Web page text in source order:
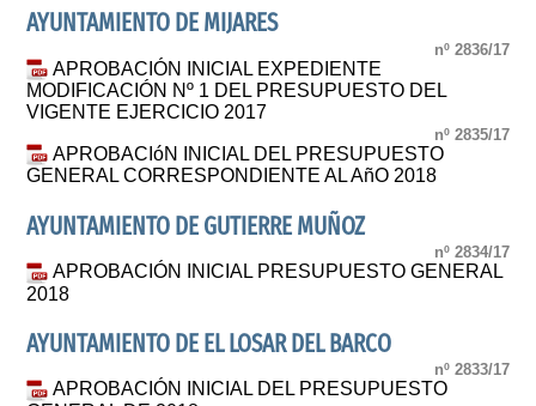
AYUNTAMIENTO DE MIJARES
nº 2836/17
APROBACIÓN INICIAL EXPEDIENTE
MODIFICACIÓN Nº 1 DEL PRESUPUESTO DEL
VIGENTE EJERCICIO 2017
nº 2835/17
APROBACIóN INICIAL DEL PRESUPUESTO
GENERAL CORRESPONDIENTE AL AñO 2018
AYUNTAMIENTO DE GUTIERRE MUÑOZ
nº 2834/17
APROBACIÓN INICIAL PRESUPUESTO GENERAL
2018
AYUNTAMIENTO DE EL LOSAR DEL BARCO
nº 2833/17
APROBACIÓN INICIAL DEL PRESUPUESTO